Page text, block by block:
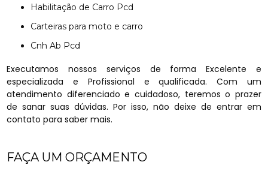
Habilitação de Carro Pcd
Carteiras para moto e carro
Cnh Ab Pcd
Executamos nossos serviços de forma Excelente e
especializada e Profissional e qualificada. Com um
atendimento diferenciado e cuidadoso, teremos o prazer
de sanar suas dúvidas. Por isso, não deixe de entrar em
contato para saber mais.
FAÇA UM ORÇAMENTO